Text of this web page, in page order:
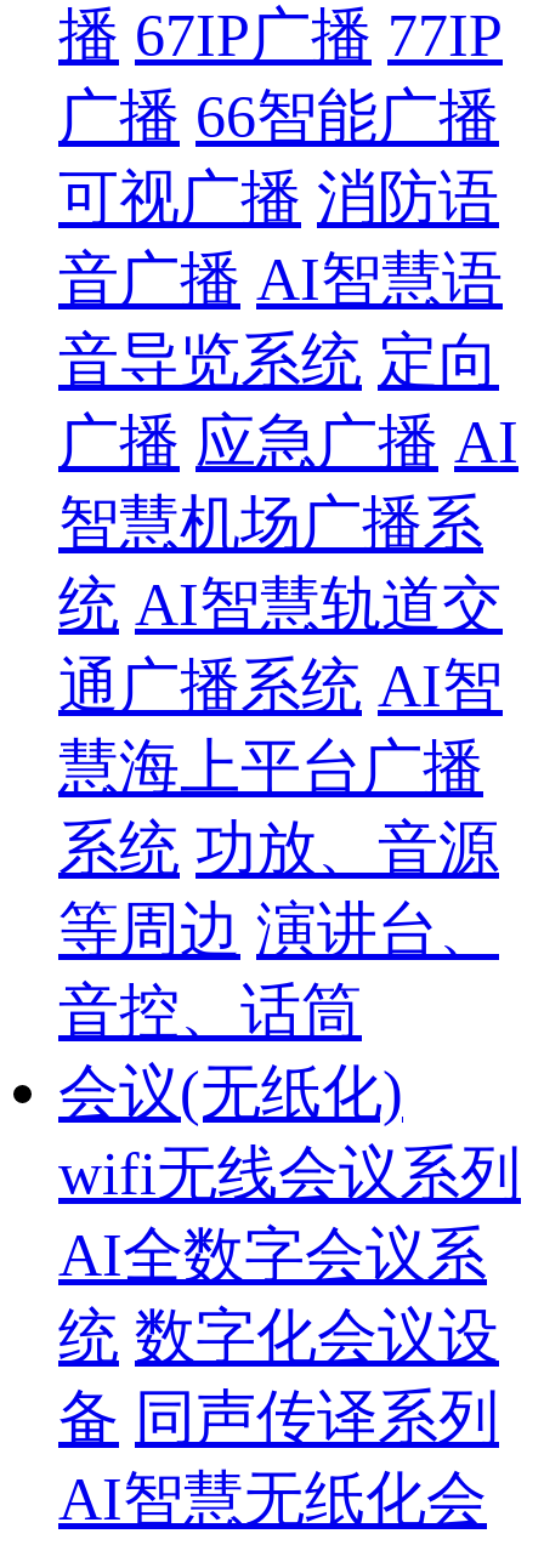
播 67IP广播 77IP
广播 66智能广播
可视广播 消防语
音广播 AI智慧语
音导览系统 定向
广播 应急广播 AI
智慧机场广播系
统 AI智慧轨道交
通广播系统 AI智
慧海上平台广播
系统 功放、音源
等周边 演讲台、
音控、话筒
会议(无纸化)
wifi无线会议系列
AI全数字会议系
统 数字化会议设
备 同声传译系列
AI智慧无纸化会